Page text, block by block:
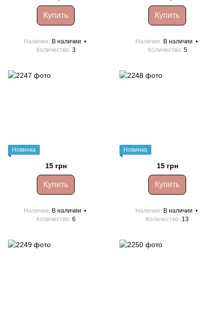
Купить
Наличие
В наличии
Количество 3
Купить
Наличие
В наличии
Количество 5
Новинка
15 грн
Купить
Наличие
В наличии
Количество 6
Новинка
15 грн
Купить
Наличие
В наличии
Количество 13